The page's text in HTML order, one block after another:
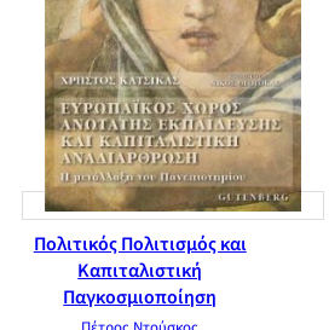
Πολιτικός Πολιτισμός και
Καπιταλιστική
Παγκοσμιοποίηση